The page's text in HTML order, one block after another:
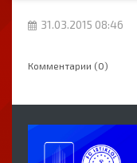
31.03.2015 08:46
Комментарии (0)